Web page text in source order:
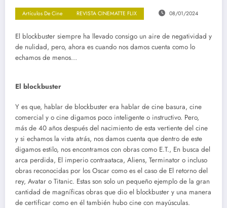
Artículos De Cine REVISTA CINEMATTE FLIX 08/01/2024
El blockbuster siempre ha llevado consigo un aire de negatividad y
de nulidad, pero, ahora es cuando nos damos cuenta como lo
echamos de menos…
El blockbuster
Y es que, hablar de blockbuster era hablar de cine basura, cine
comercial y o cine digamos poco inteligente o instructivo. Pero,
más de 40 años después del nacimiento de esta vertiente del cine
y si echamos la vista atrás, nos damos cuenta que dentro de este
digamos estilo, nos encontramos con obras como E.T., En busca del
arca perdida, El imperio contraataca, Aliens, Terminator o incluso
obras reconocidas por los Oscar como es el caso de El retorno del
rey, Avatar o Titanic. Estas son solo un pequeño ejemplo de la gran
cantidad de magníficas obras que dio el blockbuster y una manera
de certificar como en él también hubo cine con mayúsculas.